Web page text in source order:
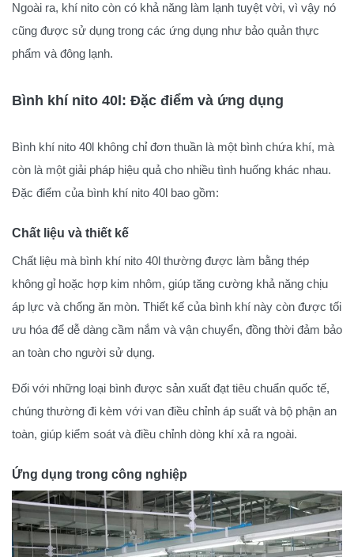
Ngoài ra, khí nito còn có khả năng làm lạnh tuyệt vời, vì vậy nó
cũng được sử dụng trong các ứng dụng như bảo quản thực
phẩm và đông lạnh.
Bình khí nito 40l: Đặc điểm và ứng dụng
Bình khí nito 40l không chỉ đơn thuần là một bình chứa khí, mà
còn là một giải pháp hiệu quả cho nhiều tình huống khác nhau.
Đặc điểm của bình khí nito 40l bao gồm:
Chất liệu và thiết kế
Chất liệu mà bình khí nito 40l thường được làm bằng thép
không gỉ hoặc hợp kim nhôm, giúp tăng cường khả năng chịu
áp lực và chống ăn mòn. Thiết kế của bình khí này còn được tối
ưu hóa để dễ dàng cầm nắm và vận chuyển, đồng thời đảm bảo
an toàn cho người sử dụng.
Đối với những loại bình được sản xuất đạt tiêu chuẩn quốc tế,
chúng thường đi kèm với van điều chỉnh áp suất và bộ phận an
toàn, giúp kiểm soát và điều chỉnh dòng khí xả ra ngoài.
Ứng dụng trong công nghiệp